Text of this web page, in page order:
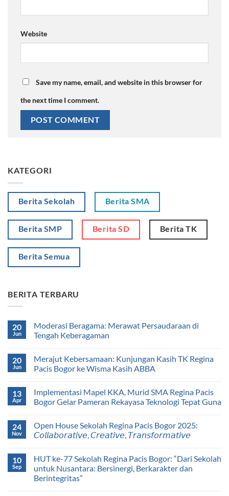
Website
Save my name, email, and website in this browser for
the next time I comment.
KATEGORI
Berita Sekolah Berita SMA
Berita SMP Berita SD Berita TK
Berita Semua
BERITA TERBARU
20
Jun
Moderasi Beragama: Merawat Persaudaraan di
Tengah Keberagaman
20
Jun
Merajut Kebersamaan: Kunjungan Kasih TK Regina
Pacis Bogor ke Wisma Kasih ABBA
13
Apr
Implementasi Mapel KKA, Murid SMA Regina Pacis
Bogor Gelar Pameran Rekayasa Teknologi Tepat Guna
24
Nov
Open House Sekolah Regina Pacis Bogor 2025:
𝘊𝘰𝘭𝘭𝘢𝘣𝘰𝘳𝘢𝘵𝘪𝘷𝘦, 𝘊𝘳𝘦𝘢𝘵𝘪𝘷𝘦, 𝘛𝘳𝘢𝘯𝘴𝘧𝘰𝘳𝘮𝘢𝘵𝘪𝘷𝘦
10
Sep
HUT ke-77 Sekolah Regina Pacis Bogor: “Dari Sekolah
untuk Nusantara: Bersinergi, Berkarakter dan
Berintegritas”